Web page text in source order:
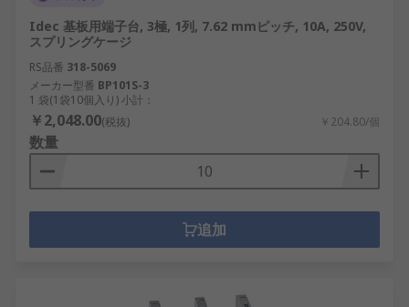
Idec 基板用端子台, 3極, 1列, 7.62 mmピッチ, 10A, 250V,
スプリングケージ
RS品番 318-5069
メーカー型番 BP101S-3
1 袋(1袋10個入り) 小計：
￥2,048.00(税抜) ￥204.80/個
数量
追加